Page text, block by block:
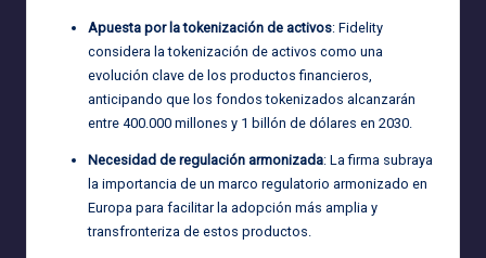
Apuesta por la tokenización de activos: Fidelity
considera la tokenización de activos como una
evolución clave de los productos financieros,
anticipando que los fondos tokenizados alcanzarán
entre 400.000 millones y 1 billón de dólares en 2030.
Necesidad de regulación armonizada: La firma subraya
la importancia de un marco regulatorio armonizado en
Europa para facilitar la adopción más amplia y
transfronteriza de estos productos.